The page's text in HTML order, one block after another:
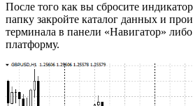
После того как вы сбросите
папку закройте каталог данных и
терминала в панели «Навигатор» либо
платформу.